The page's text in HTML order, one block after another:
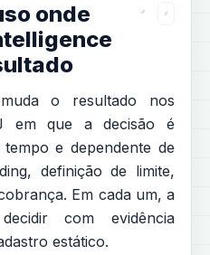
onde
o resultado nos
em que a decisão é
e dependente de
definição de limite,
Em cada um, a
com evidência
estático.